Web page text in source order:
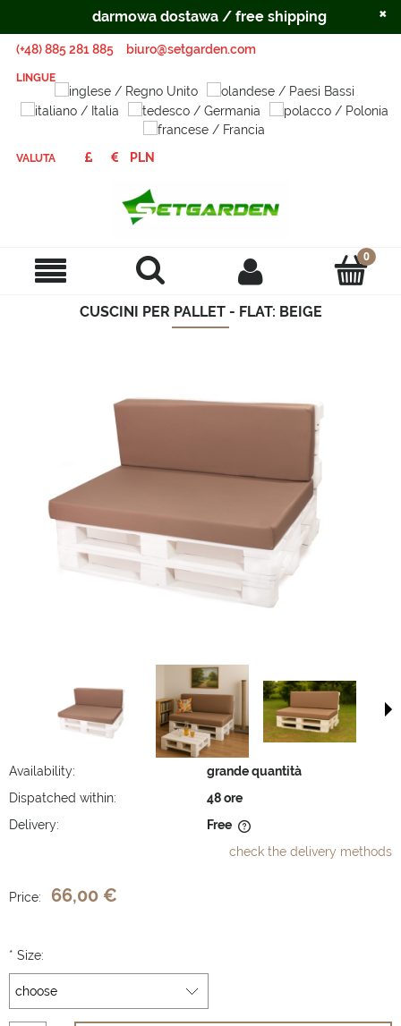
(+48) 885 281 885 biuro@setgarden.com
LINGUE
VALUTA
CUSCINI PER PALLET - FLAT: BEIGE
Availability:
grande quantità
Dispatched within:
48 ore
Delivery:
Free
check the delivery methods
Price: 66,00 €
* Size:
darmowa dostawa / free shipping ×